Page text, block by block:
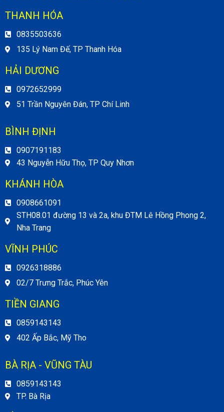
THANH HÓA
0835503636
135 Lý Nam Đế, TP Thanh Hóa
HẢI DƯƠNG
0972652999
51 Trần Nguyên Đán, TP Chí Linh
BÌNH ĐỊNH
0907191183
43 Nguyễn Hữu Thọ, TP Quy Nhơn
KHÁNH HÒA
0908661091
STH08.01 đường 13 và 2a, khu ĐTM Lê Hồng Phong 2,
Nha Trang
VĨNH PHÚC
0926318886
02/7 Trưng Trắc, Phúc Yên
TIỀN GIANG
0859143143
402 Ấp Bắc, Mỹ Tho
BÀ RỊA - VŨNG TÀU
0859143143
TP. Bà Rịa